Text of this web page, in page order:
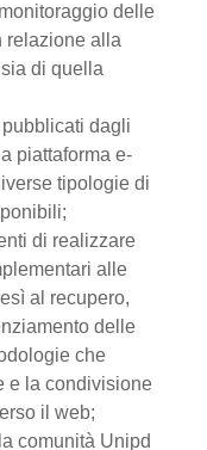
delle
relazione alla
di quella
dagli
piattaforma e-
tipologie di
di realizzare
alle
al recupero,
delle
che
e la condivisione
il web;
comunità Unipd